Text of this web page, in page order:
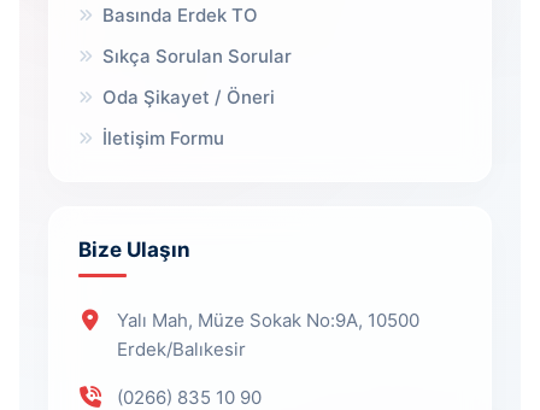
Basında Erdek TO
Sıkça Sorulan Sorular
Oda Şikayet / Öneri
İletişim Formu
Bize Ulaşın
Yalı Mah, Müze Sokak No:9A, 10500
Erdek/Balıkesir
(0266) 835 10 90